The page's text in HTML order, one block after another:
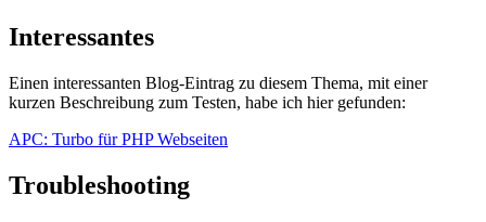
Interessantes
Einen interessanten Blog-Eintrag zu diesem Thema, mit einer
kurzen Beschreibung zum Testen, habe ich hier gefunden:
APC: Turbo für PHP Webseiten
Troubleshooting